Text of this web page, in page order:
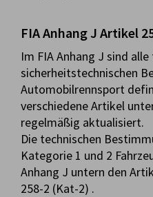
FIA Anhang J Artikel
Im FIA Anhang J sind
sicherheitstechnischen
Automobilrennsport
verschiedene Artikel
regelmäßig aktualisiert.
Die technischen
Kategorie 1 und 2
Anhang J untern den
258-2 (Kat-2) .